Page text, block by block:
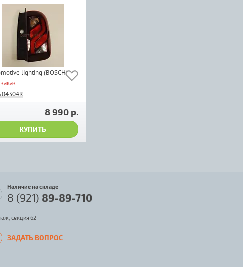
lighting (BOSCH)
8 990 р.
КУПИТЬ
Наличие на складе
8 (921) 89-89-710
секция 62
ЗАДАТЬ ВОПРОС